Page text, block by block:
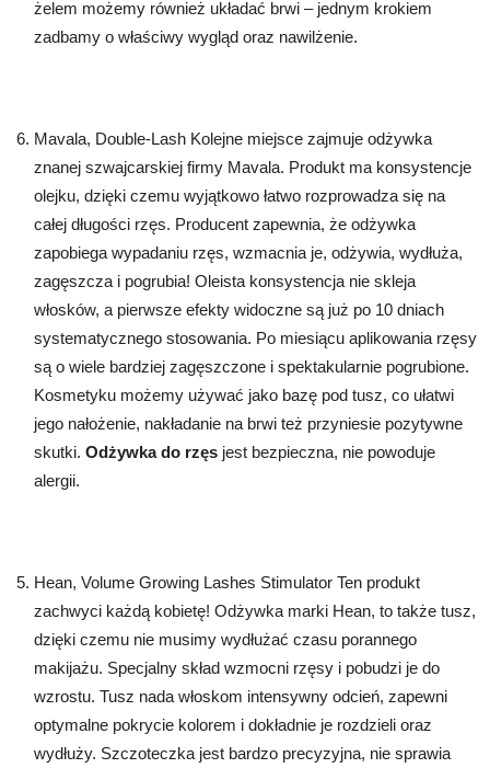
żelem możemy również układać brwi – jednym krokiem
zadbamy o właściwy wygląd oraz nawilżenie.
Mavala, Double-Lash Kolejne miejsce zajmuje odżywka
znanej szwajcarskiej firmy Mavala. Produkt ma konsystencje
olejku, dzięki czemu wyjątkowo łatwo rozprowadza się na
całej długości rzęs. Producent zapewnia, że odżywka
zapobiega wypadaniu rzęs, wzmacnia je, odżywia, wydłuża,
zagęszcza i pogrubia! Oleista konsystencja nie skleja
włosków, a pierwsze efekty widoczne są już po 10 dniach
systematycznego stosowania. Po miesiącu aplikowania rzęsy
są o wiele bardziej zagęszczone i spektakularnie pogrubione.
Kosmetyku możemy używać jako bazę pod tusz, co ułatwi
jego nałożenie, nakładanie na brwi też przyniesie pozytywne
skutki. Odżywka do rzęs jest bezpieczna, nie powoduje
alergii.
Hean, Volume Growing Lashes Stimulator Ten produkt
zachwyci każdą kobietę! Odżywka marki Hean, to także tusz,
dzięki czemu nie musimy wydłużać czasu porannego
makijażu. Specjalny skład wzmocni rzęsy i pobudzi je do
wzrostu. Tusz nada włoskom intensywny odcień, zapewni
optymalne pokrycie kolorem i dokładnie je rozdzieli oraz
wydłuży. Szczoteczka jest bardzo precyzyjna, nie sprawia